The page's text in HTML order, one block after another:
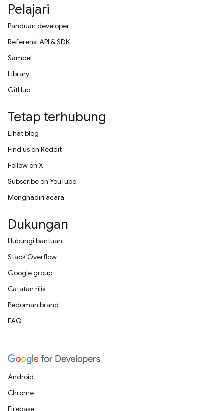
Pelajari
Panduan developer
Referensi API & SDK
Sampel
Library
GitHub
Tetap terhubung
Lihat blog
Find us on Reddit
Follow on X
Subscribe on YouTube
Menghadiri acara
Dukungan
Hubungi bantuan
Stack Overflow
Google group
Catatan rilis
Pedoman brand
FAQ
Android
Chrome
Firebase